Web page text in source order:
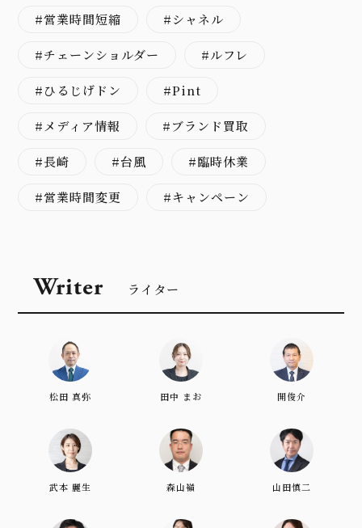
営業時間短縮 シャネル
チェーンショルダー ルフレ
ひるじげドン Pint
メディア情報 ブランド買取
長崎 台風 臨時休業
営業時間変更 キャンペーン
Writer ライター
松田 真弥 田中 まお 開俊介
武本 麗生 森山嶺 山田慎二